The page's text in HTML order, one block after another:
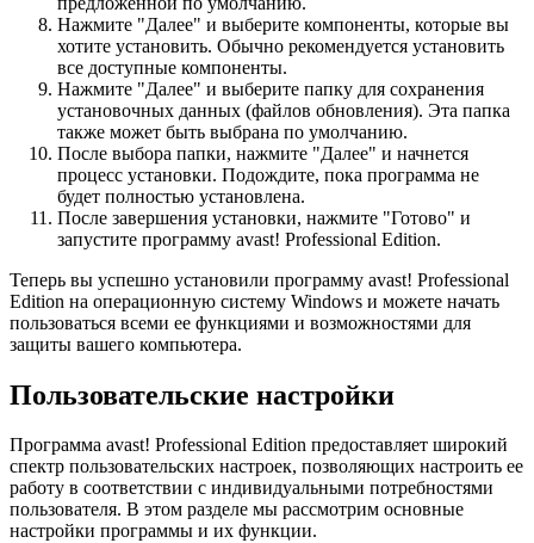
Нажмите "Далее" и выберите компоненты, которые вы
хотите установить. Обычно рекомендуется установить
все доступные компоненты.
Нажмите "Далее" и выберите папку для сохранения
установочных данных (файлов обновления). Эта папка
также может быть выбрана по умолчанию.
После выбора папки, нажмите "Далее" и начнется
процесс установки. Подождите, пока программа не
будет полностью установлена.
После завершения установки, нажмите "Готово" и
запустите программу avast! Professional Edition.
Теперь вы успешно установили программу avast! Professional
Edition на операционную систему Windows и можете начать
пользоваться всеми ее функциями и возможностями для
защиты вашего компьютера.
Пользовательские настройки
Программа avast! Professional Edition предоставляет широкий
спектр пользовательских настроек, позволяющих настроить ее
работу в соответствии с индивидуальными потребностями
пользователя. В этом разделе мы рассмотрим основные
настройки программы и их функции.